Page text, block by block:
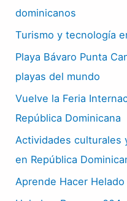
dominicanos
Turismo y tecnología
Playa Bávaro Punta
playas del mundo
Vuelve la Feria
República Dominicana
Actividades culturales
en República
Aprende Hacer Helado